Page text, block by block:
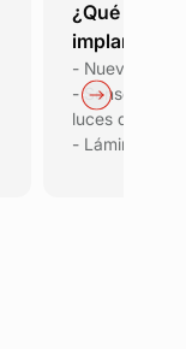
¿Qué
- Nuevo
- Sensores
luces de
- Láminas